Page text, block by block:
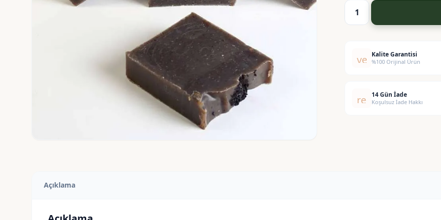
Çörek
verified
Kalite Garantisi
%100 Orijinal Ürün
replay14 Gün İade
Koşulsuz İade Hakkı
Açıklama